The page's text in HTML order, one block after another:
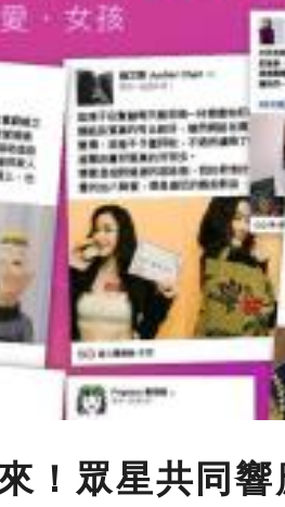
！眾星共同響